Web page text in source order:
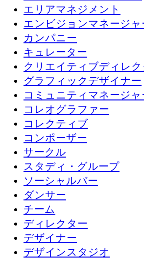
エリアマネジメント
エンビジョンマネージャ
カンパニー
キュレーター
クリエイティブディレク
グラフィックデザイナー
コミュニティマネージャ
コレオグラファー
コレクティブ
コンポーザー
サークル
スタディ・グループ
ソーシャルバー
ダンサー
チーム
ディレクター
デザイナー
デザインスタジオ